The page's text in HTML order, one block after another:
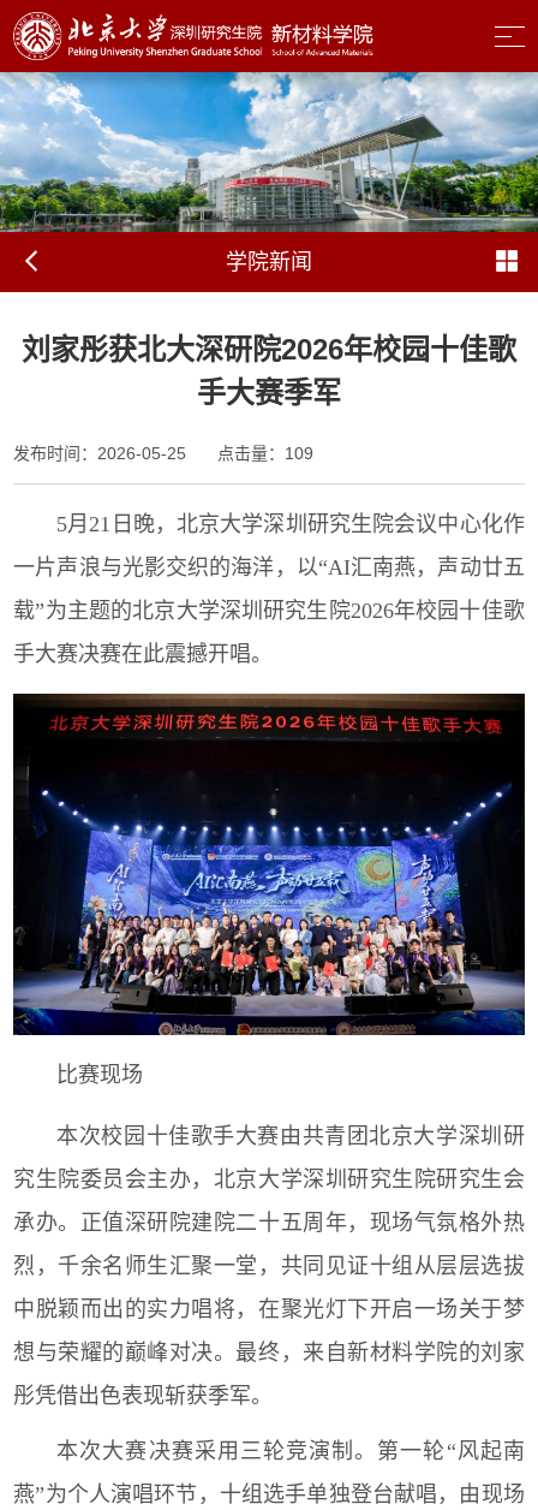
学院新闻
刘家彤获北大深研院2026年校园十佳歌
手大赛季军
发布时间：2026-05-25 点击量： 109
5月21日晚，北京大学深圳研究生院会议中心化作
一片声浪与光影交织的海洋，以“AI汇南燕，声动廿五
载”为主题的北京大学深圳研究生院2026年校园十佳歌
手大赛决赛在此震撼开唱。
比赛现场
本次校园十佳歌手大赛由共青团北京大学深圳研
究生院委员会主办，北京大学深圳研究生院研究生会
承办。正值深研院建院二十五周年，现场气氛格外热
烈，千余名师生汇聚一堂，共同见证十组从层层选拔
中脱颖而出的实力唱将，在聚光灯下开启一场关于梦
想与荣耀的巅峰对决。最终，来自新材料学院的刘家
彤凭借出色表现斩获季军。
本次大赛决赛采用三轮竞演制。第一轮“风起南
燕”为个人演唱环节，十组选手单独登台献唱，由现场